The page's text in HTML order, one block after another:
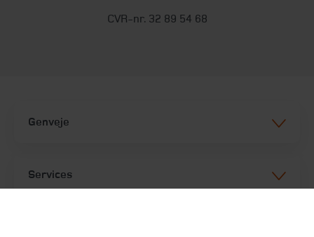
CVR-nr. 32 89 54 68
Genveje
Services